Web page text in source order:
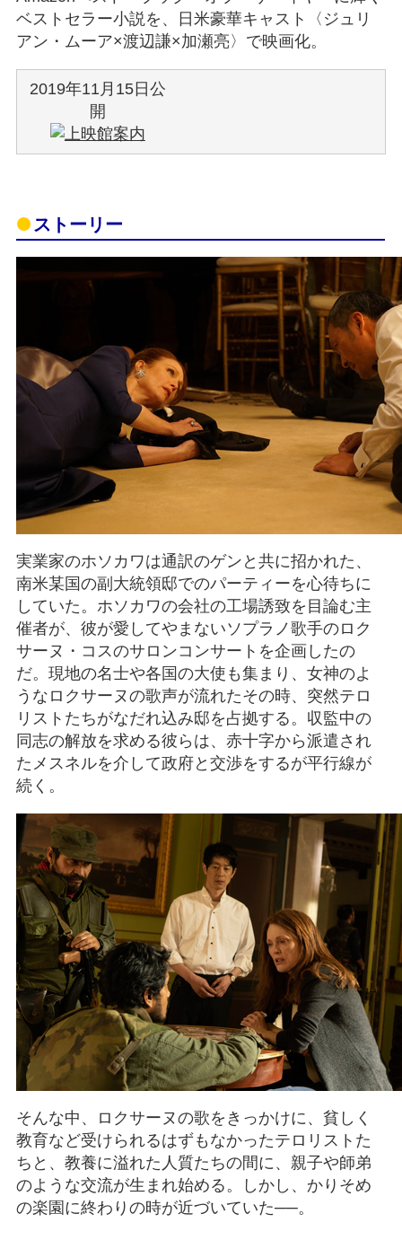
ベストセラー小説を、日米豪華キャスト〈ジュリ
アン・ムーア×渡辺謙×加瀬亮〉で映画化。
2019年11月15日公
開
ストーリー
実業家のホソカワは通訳のゲンと共に招かれた、
南米某国の副大統領邸でのパーティーを心待ちに
していた。ホソカワの会社の工場誘致を目論む主
催者が、彼が愛してやまないソプラノ歌手のロク
サーヌ・コスのサロンコンサートを企画したの
だ。現地の名士や各国の大使も集まり、女神のよ
うなロクサーヌの歌声が流れたその時、突然テロ
リストたちがなだれ込み邸を占拠する。収監中の
同志の解放を求める彼らは、赤十字から派遣され
たメスネルを介して政府と交渉をするが平行線が
続く。
そんな中、ロクサーヌの歌をきっかけに、貧しく
教育など受けられるはずもなかったテロリストた
ちと、教養に溢れた人質たちの間に、親子や師弟
のような交流が生まれ始める。しかし、かりそめ
の楽園に終わりの時が近づいていた──。